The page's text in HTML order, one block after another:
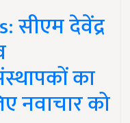
सीएम देवेंद्र
का
नवाचार को